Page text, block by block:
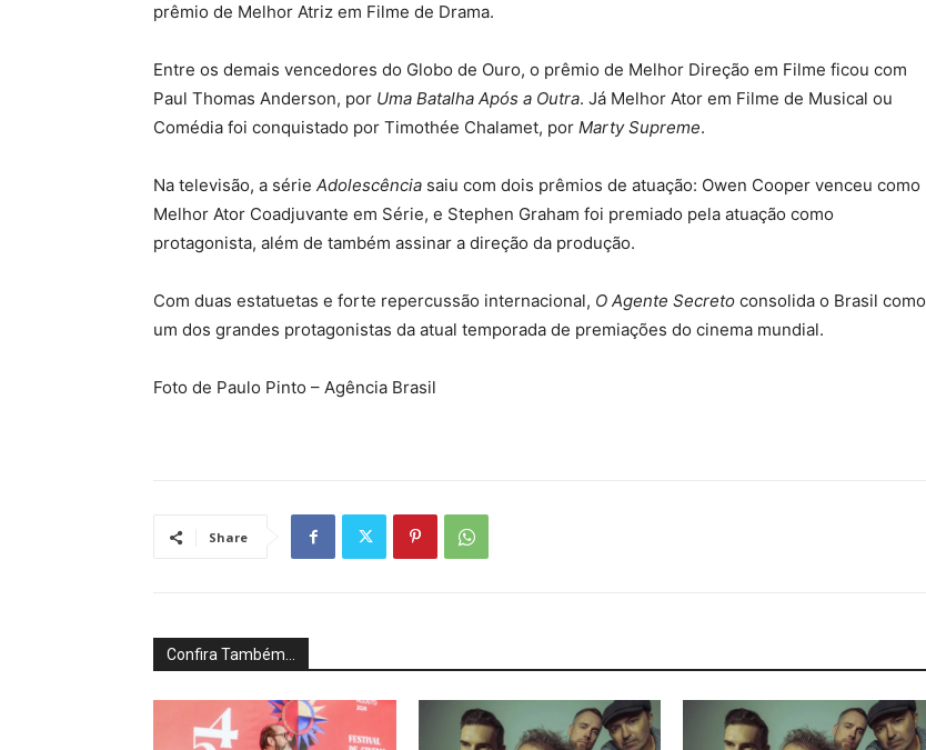
prêmio de Melhor Atriz em Filme de Drama.
Entre os demais vencedores do Globo de Ouro, o prêmio de Melhor Direção em Filme ficou com
Paul Thomas Anderson, por Uma Batalha Após a Outra. Já Melhor Ator em Filme de Musical ou
Comédia foi conquistado por Timothée Chalamet, por Marty Supreme.
Na televisão, a série Adolescência saiu com dois prêmios de atuação: Owen Cooper venceu como
Melhor Ator Coadjuvante em Série, e Stephen Graham foi premiado pela atuação como
protagonista, além de também assinar a direção da produção.
Com duas estatuetas e forte repercussão internacional, O Agente Secreto consolida o Brasil como
um dos grandes protagonistas da atual temporada de premiações do cinema mundial.
Foto de Paulo Pinto – Agência Brasil
Share
Confira Também...